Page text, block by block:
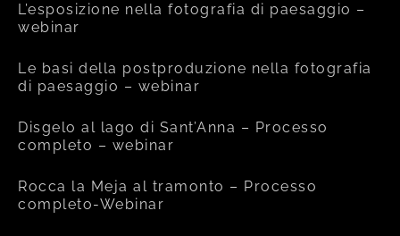
L’esposizione nella fotografia di paesaggio –
webinar
Le basi della postproduzione nella fotografia
di paesaggio – webinar
Disgelo al lago di Sant’Anna – Processo
completo – webinar
Rocca la Meja al tramonto – Processo
completo-Webinar